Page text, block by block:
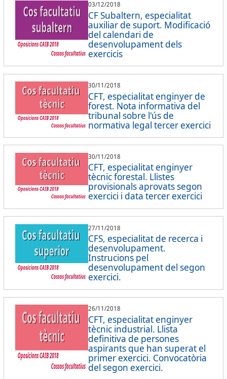
03/12/2018
CF Subaltern, especialitat
auxiliar de suport. Modificació
del calendari de
desenvolupament dels
exercicis
30/11/2018
CFT, especialitat enginyer de
forest. Nota informativa del
tribunal sobre l'ús de
normativa legal tercer exercici
30/11/2018
CFT, especialitat enginyer
tècnic forestal. Llistes
provisionals aprovats segon
exercici i data tercer exercici
27/11/2018
CFS, especialitat de recerca i
desenvolupament.
Instrucions pel
desenvolupament del segon
exercici.
26/11/2018
CFT, especialitat enginyer
tècnic industrial. Llista
definitiva de persones
aspirants que han superat el
primer exercici. Convocatòria
del segon exercici.